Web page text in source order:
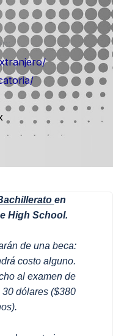
en
High School.
de una beca:
costo alguno.
al examen de
dólares ($380